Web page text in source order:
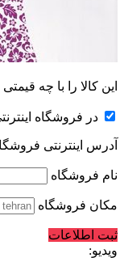
این کالا را با چه قیمتی
در فروشگاه
آدرس اینترنتی
نام فروشگاه
مکان فروشگاه
ثبت اطلاعات
ویدیو: